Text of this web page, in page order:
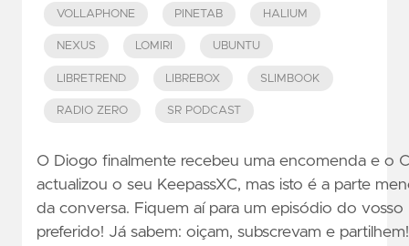
VOLLAPHONE PINETAB HALIUM
NEXUS LOMIRI UBUNTU
LIBRETREND LIBREBOX SLIMBOOK
RADIO ZERO SR PODCAST
O Diogo finalmente recebeu uma encomenda e o
actualizou o seu KeepassXC, mas isto é a parte
da conversa. Fiquem aí para um episódio do vosso
preferido! Já sabem: oiçam, subscrevam e partilhem!